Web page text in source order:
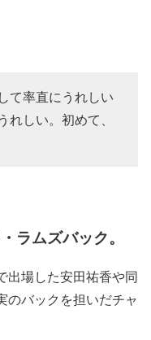
て率直にうれしい
しい。初めて、
ラムズバック。
出場した安田祐香や同
のバックを担いだチャ